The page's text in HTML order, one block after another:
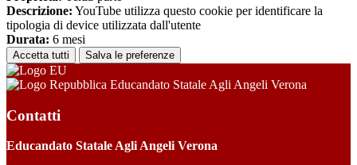
Descrizione: YouTube utilizza questo cookie per identificare la
tipologia di device utilizzata dall'utente
Durata: 6 mesi
Accetta tutti Salva le preferenze
Educandato Statale Agli Angeli Verona
Contatti
Educandato Statale Agli Angeli Verona